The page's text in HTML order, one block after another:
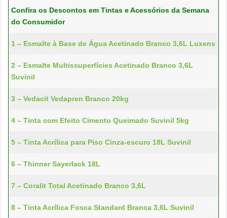
Confira os Descontos em Tintas e Acessórios da Semana
do Consumidor
1 – Esmalte à Base de Água Acetinado Branco 3,6L Luxens
2 – Esmalte Multissuperfícies Acetinado Branco 3,6L
Suvinil
3 – Vedacit Vedapren Branco 20kg
4 – Tinta com Efeito Cimento Queimado Suvinil 5kg
5 – Tinta Acrílica para Piso Cinza-escuro 18L Suvinil
6 – Thinner Sayerlack 18L
7 – Coralit Total Acetinado Branco 3,6L
8 – Tinta Acrílica Fosca Standard Branca 3,6L Suvinil